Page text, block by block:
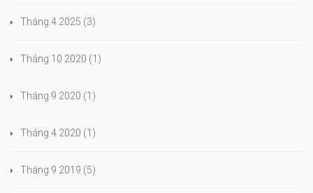
Tháng 4 2025 (3)
Tháng 10 2020 (1)
Tháng 9 2020 (1)
Tháng 4 2020 (1)
Tháng 9 2019 (5)